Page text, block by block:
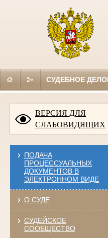
СУДЕБНОЕ
ВЕРСИЯ ДЛЯ
СЛАБОВИДЯЩИХ
ПОДАЧА
ПРОЦЕССУАЛЬНЫХ
ДОКУМЕНТОВ В
ЭЛЕКТРОННОМ ВИДЕ
О СУДЕ
СУДЕЙСКОЕ
СООБЩЕСТВО